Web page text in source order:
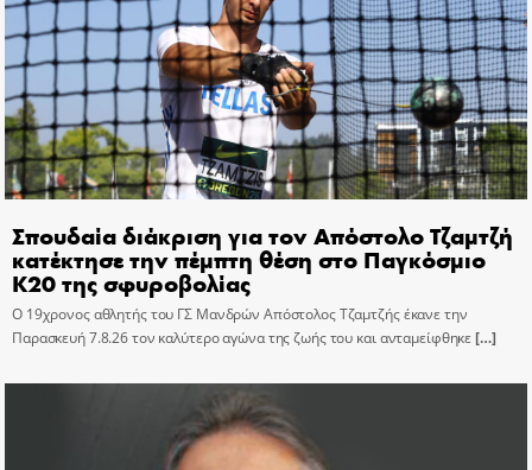
Σπουδαία διάκριση για τον Απόστολο Τζαμτζή
κατέκτησε την πέμπτη θέση στο Παγκόσμιο
Κ20 της σφυροβολίας
Ο 19χρονος αθλητής του ΓΣ Μανδρών Απόστολος Τζαμτζής έκανε την
Παρασκευή 7.8.26 τον καλύτερο αγώνα της ζωής του και ανταμείφθηκε[…]